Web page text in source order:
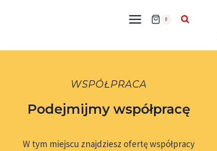
0
WSPÓŁPRACA
Podejmijmy współpracę
W tym miejscu znajdziesz ofertę współpracy